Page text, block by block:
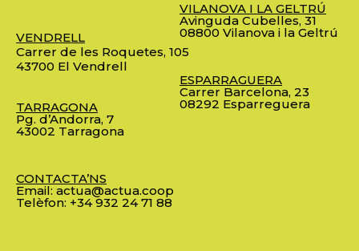
VENDRELL
Carrer de les Roquetes, 105
43700 El Vendrell
TARRAGONA
Pg. d’Andorra, 7
43002 Tarragona
CONTACTA’NS
Email: actua@actua.coop
Telèfon: +34 932 24 71 88
VILANOVA I LA GELTRÚ
Avinguda Cubelles, 31
08800 Vilanova i la Geltrú
ESPARRAGUERA
Carrer Barcelona, 23
08292 Esparreguera